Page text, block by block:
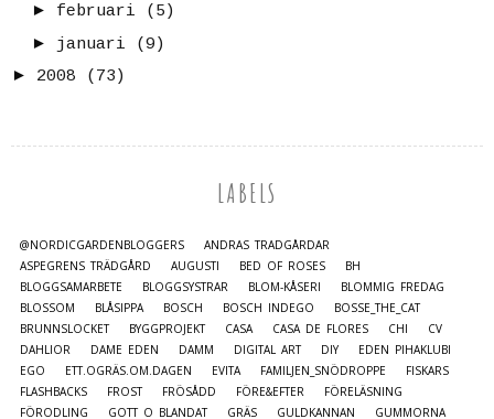
► februari
(5)
► januari
(9)
► 2008 (73)
LABELS
@NORDICGARDENBLOGGERS
ANDRAS TRÄDGÅRDAR
ASPEGRENS TRÄDGÅRD
AUGUSTI BED OF ROSES
BH
BLOGGSAMARBETE
BLOGGSYSTRAR BLOM-KÅSERI
BLOMMIG FREDAG
BLOSSOM
BLÅSIPPA BOSCH BOSCH INDEGO
BOSSE_THE_CAT
BRUNNSLOCKET
BYGGPROJEKT CASA CASA DE FLORES CHI
CV
DAHLIOR
DAME EDEN DAMM DIGITAL ART DIY
EDEN PIHAKLUBI
EGO
ETT.OGRÄS.OM.DAGEN EVITA FAMILJEN_SNÖDROPPE
FISKARS
FLASHBACKS
FROST FRÖSÅDD FÖRE&EFTER
FÖRELÄSNING
FÖRODLING
GOTT O BLANDAT GRÄS GULDKANNAN
GUMMORNA